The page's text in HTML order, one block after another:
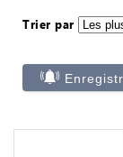
Trier par